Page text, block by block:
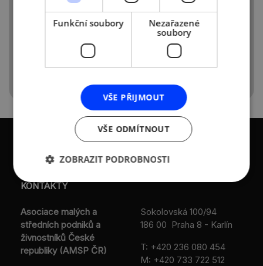
KONTAKTY
Asociace malých a
středních podniků a
živnostníků České
republiky (AMSP ČR)
Sokolovská 100/94
186 00 Praha 8 - Karlín
T: +420 236 080 454
M: +420 733 722 512
Funkční soubory
Nezařazené
soubory
VŠE PŘIJMOUT
VŠE ODMÍTNOUT
ZOBRAZIT PODROBNOSTI